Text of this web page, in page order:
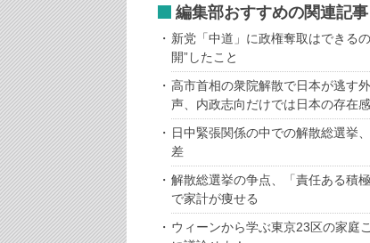
編集部おすすめの関連記事
新党「中道」に政権奪取はできる
開”したこと
高市首相の衆院解散で日本が逃す
声、内政志向だけでは日本の存在
日中緊張関係の中での解散総選挙
差
解散総選挙の争点、「責任ある積
で家計が痩せる
ウィーンから学ぶ東京23区の家庭